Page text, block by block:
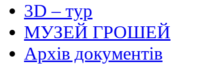
3D – тур
МУЗЕЙ ГРОШЕЙ
Архів документів